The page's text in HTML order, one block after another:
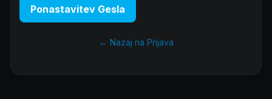
Ponastavitev Gesla
← Nazaj na Prijava